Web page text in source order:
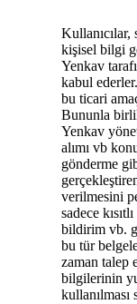
Kullanıcılar,
kişisel bilgi
Yenkav
kabul
bu ticari
Bununla
Yenkav
alımı vb
gönderme
verilmesini
sadece
bildirim vb.
bu tür
zaman talep
bilgilerinin